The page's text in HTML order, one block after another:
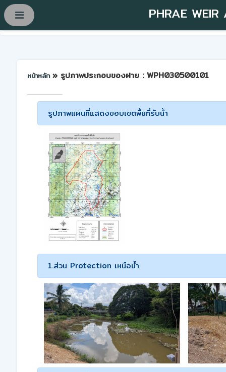
PHRAE WEIR
หน้าหลัก » รูปภาพประกอบของฝาย : WPH030500101
รูปภาพแผนที่แสดงขอบเขตพื้นที่รับน้ำ
1.ส่วน Protection เหนือน้ำ